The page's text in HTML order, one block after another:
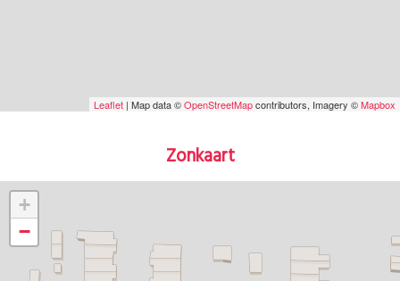
Leaflet | Map data ©OpenStreetMapcontributors, Imagery ©Mapbox
Zonkaart
+
−